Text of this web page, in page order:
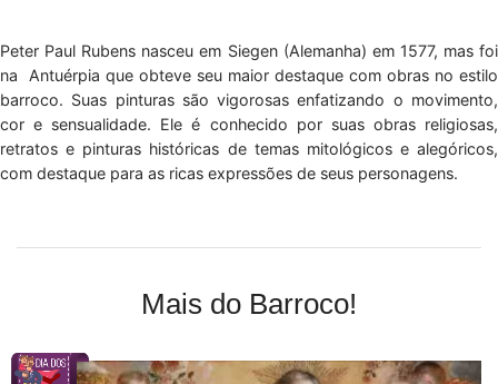
Peter Paul Rubens nasceu em Siegen (Alemanha) em 1577, mas foi
na Antuérpia que obteve seu maior destaque com obras no estilo
barroco. Suas pinturas são vigorosas enfatizando o movimento,
cor e sensualidade. Ele é conhecido por suas obras religiosas,
retratos e pinturas históricas de temas mitológicos e alegóricos,
com destaque para as ricas expressões de seus personagens.
Mais do Barroco!